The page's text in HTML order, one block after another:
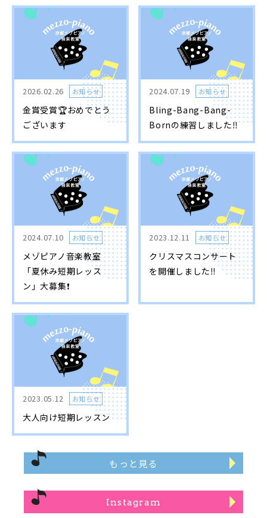
■「ピアノ講師募集」講師を募集しております‼️
ご応募はお問い合せ又は、お電話でお願い致します。
■体験レッスンは有料になります。
2026.02.26 お知らせ
金賞受賞🏆️おめでとう
ございます
2024.07.19 お知らせ
Bling-Bang-Bang-
Bornの練習しました‼️
2024.07.10 お知らせ
メゾピアノ音楽教室
「夏休み短期レッス
ン」大募集❗️
2023.12.11 お知らせ
クリスマスコンサート
を開催しました‼️
2023.05.12 お知らせ
大人向け短期レッスン
もっと見る
Instagram